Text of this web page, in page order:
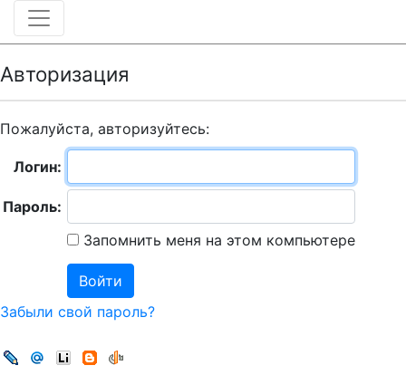
Авторизация
Пожалуйста, авторизуйтесь:
Логин:
Пароль:
Запомнить меня на этом компьютере
Забыли свой пароль?